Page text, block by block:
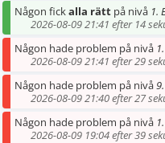
Någon fickalla rätt på nivå 1.
2026-08-09 21:41 efter 14
Någon hade problem på nivå
2026-08-09 21:41 efter 29
Någon hade problem på nivå
2026-08-09 21:40 efter 27
Någon hade problem på nivå
2026-08-09 19:04 efter 39